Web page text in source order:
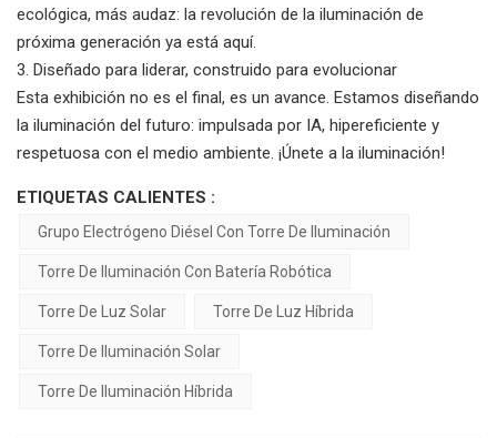
ecológica, más audaz: la revolución de la iluminación de
próxima generación ya está aquí.
3. Diseñado para liderar, construido para evolucionar
Esta exhibición no es el final, es un avance. Estamos diseñando
la iluminación del futuro: impulsada por IA, hipereficiente y
respetuosa con el medio ambiente. ¡Únete a la iluminación!
ETIQUETAS CALIENTES :
Grupo Electrógeno Diésel Con Torre De Iluminación
Torre De Iluminación Con Batería Robótica
Torre De Luz Solar Torre De Luz Híbrida
Torre De Iluminación Solar
Torre De Iluminación Híbrida